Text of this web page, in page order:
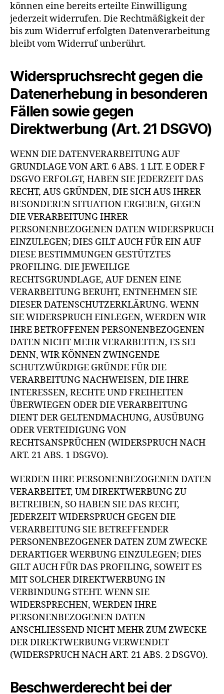
können eine bereits erteilte Einwilligung
jederzeit widerrufen. Die Rechtmäßigkeit der
bis zum Widerruf erfolgten Datenverarbeitung
bleibt vom Widerruf unberührt.
Widerspruchsrecht gegen die
Datenerhebung in besonderen
Fällen sowie gegen
Direktwerbung (Art. 21 DSGVO)
WENN DIE DATENVERARBEITUNG AUF
GRUNDLAGE VON ART. 6 ABS. 1 LIT. E ODER F
DSGVO ERFOLGT, HABEN SIE JEDERZEIT DAS
RECHT, AUS GRÜNDEN, DIE SICH AUS IHRER
BESONDEREN SITUATION ERGEBEN, GEGEN
DIE VERARBEITUNG IHRER
PERSONENBEZOGENEN DATEN WIDERSPRUCH
EINZULEGEN; DIES GILT AUCH FÜR EIN AUF
DIESE BESTIMMUNGEN GESTÜTZTES
PROFILING. DIE JEWEILIGE
RECHTSGRUNDLAGE, AUF DENEN EINE
VERARBEITUNG BERUHT, ENTNEHMEN SIE
DIESER DATENSCHUTZERKLÄRUNG. WENN
SIE WIDERSPRUCH EINLEGEN, WERDEN WIR
IHRE BETROFFENEN PERSONENBEZOGENEN
DATEN NICHT MEHR VERARBEITEN, ES SEI
DENN, WIR KÖNNEN ZWINGENDE
SCHUTZWÜRDIGE GRÜNDE FÜR DIE
VERARBEITUNG NACHWEISEN, DIE IHRE
INTERESSEN, RECHTE UND FREIHEITEN
ÜBERWIEGEN ODER DIE VERARBEITUNG
DIENT DER GELTENDMACHUNG, AUSÜBUNG
ODER VERTEIDIGUNG VON
RECHTSANSPRÜCHEN (WIDERSPRUCH NACH
ART. 21 ABS. 1 DSGVO).
WERDEN IHRE PERSONENBEZOGENEN DATEN
VERARBEITET, UM DIREKTWERBUNG ZU
BETREIBEN, SO HABEN SIE DAS RECHT,
JEDERZEIT WIDERSPRUCH GEGEN DIE
VERARBEITUNG SIE BETREFFENDER
PERSONENBEZOGENER DATEN ZUM ZWECKE
DERARTIGER WERBUNG EINZULEGEN; DIES
GILT AUCH FÜR DAS PROFILING, SOWEIT ES
MIT SOLCHER DIREKTWERBUNG IN
VERBINDUNG STEHT. WENN SIE
WIDERSPRECHEN, WERDEN IHRE
PERSONENBEZOGENEN DATEN
ANSCHLIESSEND NICHT MEHR ZUM ZWECKE
DER DIREKTWERBUNG VERWENDET
(WIDERSPRUCH NACH ART. 21 ABS. 2 DSGVO).
Beschwerde­recht bei der